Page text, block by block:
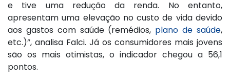
e tive uma redução da renda. No entanto,
apresentam uma elevação no custo de vida devido
aos gastos com saúde (remédios, plano de saúde,
etc.)”, analisa Falci. Já os consumidores mais jovens
são os mais otimistas, o indicador chegou a 56,1
pontos.